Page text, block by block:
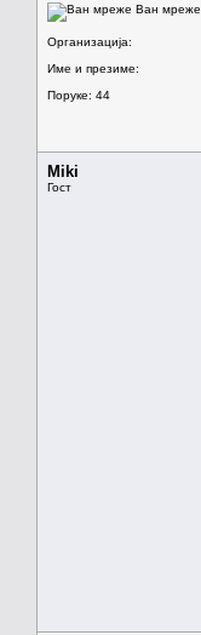
Ван мреже
Организација:
Име и презиме:
Поруке: 44
Miki
Гост